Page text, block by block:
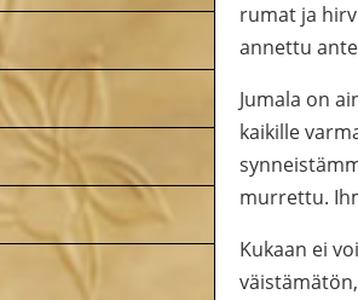
rumat ja
annettu
Jumala on
kaikille
murrettu.
Kukaan ei